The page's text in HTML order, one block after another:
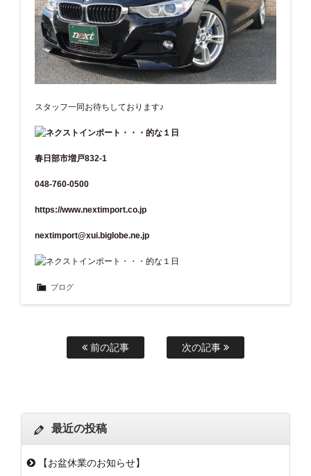
スタッフ一同お待ちしております♪
春日部市増戸832-1
048-760-0500
https://www.nextimport.co.jp
nextimport@xui.biglobe.ne.jp
ブログ
前の記事 次の記事
最近の投稿
【お盆休業のお知らせ】